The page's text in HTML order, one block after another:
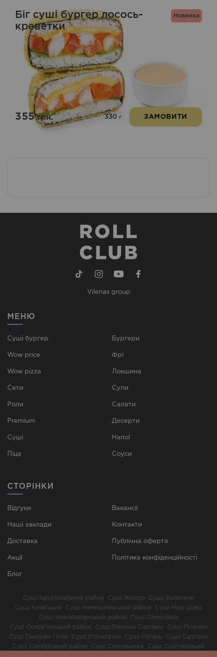
Новинка
Біг суші бургер лосось-
креветки
355грн. 330 г ЗАМОВИТИ
Vilenas group
МЕНЮ
Суші бургер
Wow price
Wow pizza
Сети
Роли
Premium
Суші
Піца
Бургери
Фрі
Локшина
Супи
Cалати
Десерти
Напої
Соуси
СТОРІНКИ
Відгуки
Наші заклади
Доставка
Акції
Блог
Вакансії
Контакти
Публічна оферта
Політика конфіденційності
Суші Індустріальний район Суші Жихар
Суші Залютине
Суші Київський
Суші Немишлянський район
Суші Нові Дома
Суші Новобаварський район
Суші Олексіївка
Суші Основ’янський район
Суші Північна Салтівка
Суші Пісочин
Суші Павлове Поле
Суші П’ятихатки Суші Рогань
Суші Салтівка
Суші Слобідський район
Суші Сокольники
Суші Сортувальній